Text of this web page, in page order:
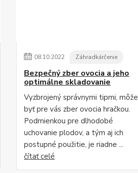
08.10.2022 Záhradkárčenie
Bezpečný zber ovocia a jeho
optimálne skladovanie
Vyzbrojený správnymi tipmi, môže
byť pre vás zber ovocia hračkou.
Podmienkou pre dlhodobé
uchovanie plodov, a tým aj ich
postupné použitie, je riadne ...
čítať celé